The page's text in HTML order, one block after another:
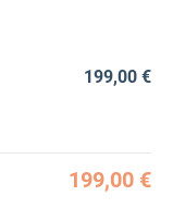
199,00 €
199,00 €